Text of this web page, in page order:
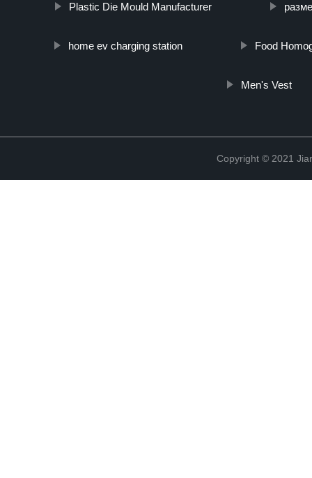
Plastic Die Mould Manufacturer
home ev charging station Food
Men's Vest
Copyright © 2021